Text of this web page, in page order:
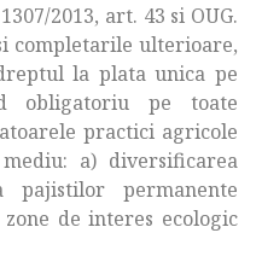
2013, art. 43 si OUG.
completarile ulterioare,
la plata unica pe
obligatoriu pe toate
practici agricole
a) diversificarea
pajistilor permanente
de interes ecologic